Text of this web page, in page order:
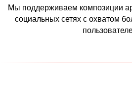
Мы поддерживаем композиции
социальных сетях с охватом